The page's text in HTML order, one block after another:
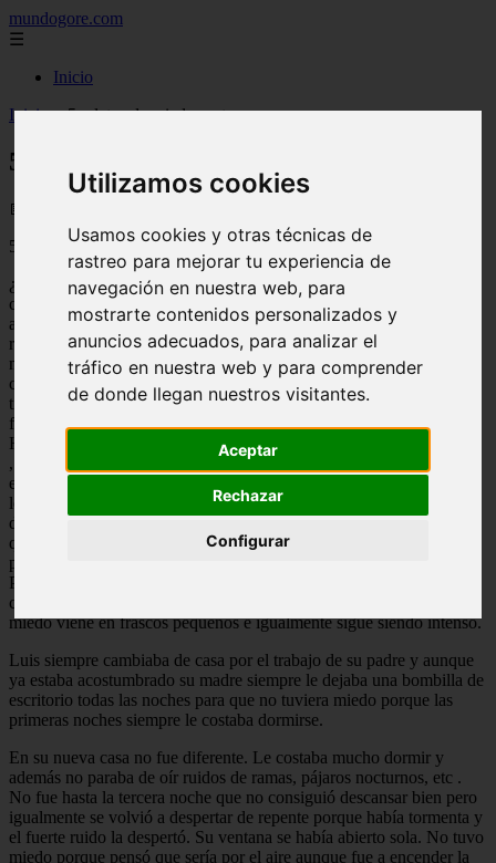
Utilizamos cookies
Usamos cookies y otras técnicas de
rastreo para mejorar tu experiencia de
navegación en nuestra web, para
mostrarte contenidos personalizados y
anuncios adecuados, para analizar el
tráfico en nuestra web y para comprender
de donde llegan nuestros visitantes.
Aceptar
Rechazar
Configurar
mundogore.com
☰
Inicio
Inicio >5 relatos de miedo cortos
5 relatos de miedo cortos
📅 01/01/2026
5 relatos de miedo cortos
¿Quieres
conocer
algunos
relatos de
miedo
cortos? Si
tienes una
fiesta de
Halloween
, te
encantan
los relatos
de miedo o
quieres convertirte en el alma del terror no dejes de leer porque te
presentamos los mejores relatos de miedo que hemos recopilado.
Prepárate para pasar auténtico terror con estos relatos de miedo
cortos que presentamos a continuación porque a veces hasta el
miedo viene en frascos pequeños e igualmente sigue siendo intenso.
Luis siempre cambiaba de casa por el trabajo de su padre y aunque
ya estaba acostumbrado su madre siempre le dejaba una bombilla de
escritorio todas las noches para que no tuviera miedo porque las
primeras noches siempre le costaba dormirse.
En su nueva casa no fue diferente. Le costaba mucho dormir y
además no paraba de oír ruidos de ramas, pájaros nocturnos, etc .
No fue hasta la tercera noche que no consiguió descansar bien pero
igualmente se volvió a despertar de repente porque había tormenta y
el fuerte ruido la despertó. Su ventana se había abierto sola. No tuvo
miedo porque pensó que sería por el aire aunque fue a encender la